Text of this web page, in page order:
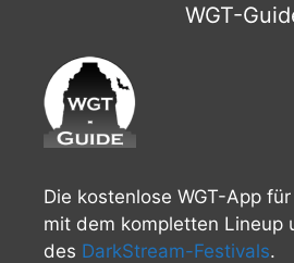
WGT-
Die kostenlose WGT-App für
mit dem kompletten Lineup
des DarkStream-Festivals.